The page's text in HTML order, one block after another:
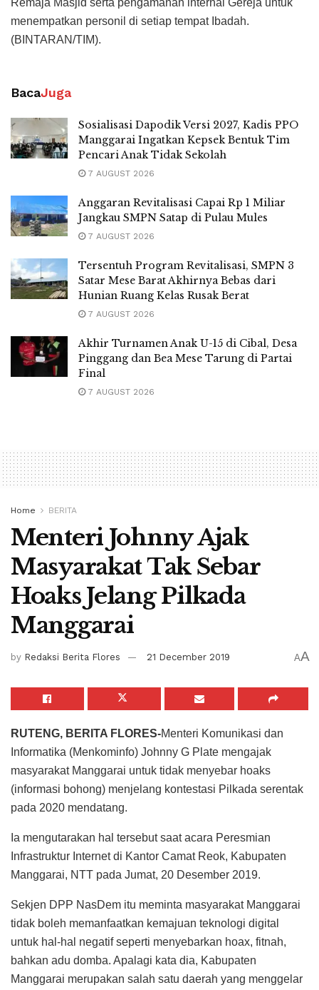
menempatkan personil di setiap tempat Ibadah.
(BINTARAN/TIM).
BacaJuga
Sosialisasi Dapodik Versi 2027, Kadis PPO
Manggarai Ingatkan Kepsek Bentuk Tim
Pencari Anak Tidak Sekolah
7 AUGUST 2026
Anggaran Revitalisasi Capai Rp 1 Miliar
Jangkau SMPN Satap di Pulau Mules
7 AUGUST 2026
Tersentuh Program Revitalisasi, SMPN 3
Satar Mese Barat Akhirnya Bebas dari
Hunian Ruang Kelas Rusak Berat
7 AUGUST 2026
Akhir Turnamen Anak U-15 di Cibal, Desa
Pinggang dan Bea Mese Tarung di Partai
Final
7 AUGUST 2026
Home BERITA
Menteri Johnny Ajak
Masyarakat Tak Sebar
Hoaks Jelang Pilkada
Manggarai
by Redaksi Berita Flores 21 December 2019 AA
RUTENG, BERITA FLORES-Menteri Komunikasi dan
Informatika (Menkominfo) Johnny G Plate mengajak
masyarakat Manggarai untuk tidak menyebar hoaks
(informasi bohong) menjelang kontestasi Pilkada serentak
pada 2020 mendatang.
Ia mengutarakan hal tersebut saat acara Peresmian
Infrastruktur Internet di Kantor Camat Reok, Kabupaten
Manggarai, NTT pada Jumat, 20 Desember 2019.
Sekjen DPP NasDem itu meminta masyarakat Manggarai
tidak boleh memanfaatkan kemajuan teknologi digital
untuk hal-hal negatif seperti menyebarkan hoax, fitnah,
bahkan adu domba. Apalagi kata dia, Kabupaten
Manggarai merupakan salah satu daerah yang menggelar